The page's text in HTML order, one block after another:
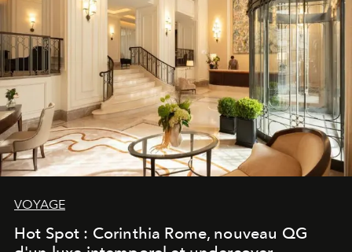
VOYAGE
Hot Spot : Corinthia Rome, nouveau QG